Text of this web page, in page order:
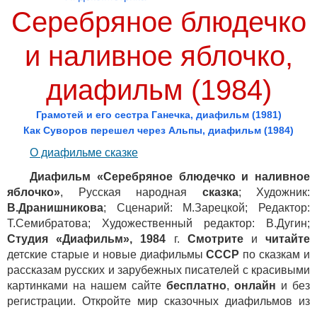
Серебряное блюдечко
и наливное яблочко,
диафильм (1984)
Грамотей и его сестра Ганечка, диафильм (1981)
Как Суворов перешел через Альпы, диафильм (1984)
О диафильме сказке
Диафильм «Серебряное блюдечко и наливное
яблочко», Русская народная сказка; Художник:
В.Дранишникова; Сценарий: М.Зарецкой; Редактор:
Т.Семибратова; Художественный редактор: В.Дугин;
Студия «Диафильм», 1984 г. Смотритеичитайте
детские старые и новые диафильмыСССР по сказкам и
рассказам русских и зарубежных писателей с красивыми
картинками на нашем сайте бесплатно, онлайн и без
регистрации. Откройте мир сказочных диафильмов из